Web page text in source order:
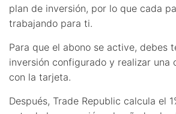
plan de inversión, por lo que cada
trabajando para ti.
Para que el abono se active, debes
inversión configurado y realizar una
con la tarjeta.
Después, Trade Republic calcula el